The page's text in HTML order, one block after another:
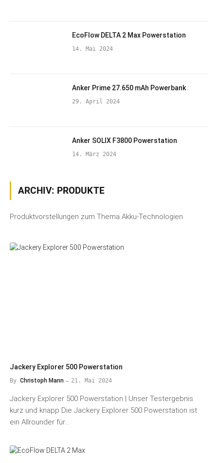
ARCHIV: PRODUKTE
Produktvorstellungen zum Thema Akku-Technologien
Jackery Explorer 500 Powerstation
By Christoph Mann 21. Mai 2024
Jackery Explorer 500 Powerstation | Unser Testergebnis
kurz und knapp Die Jackery Explorer 500 Powerstation ist
ein Allrounder für…
EcoFlow DELTA 2 Max Powerstation
14. Mai 2024
Anker Prime 27.650 mAh Powerbank
29. April 2024
Anker SOLIX F3800 Powerstation
14. März 2024